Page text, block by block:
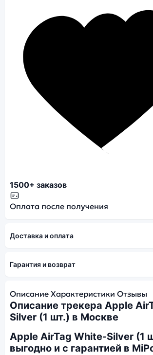
1500+ заказов
Оплата после получения
Доставка и оплата
Гарантия и возврат
Описание Характеристики Отзывы
Описание трекера Apple
Silver (1 шт.) в Москве
Apple AirTag White-Silver (1
выгодно и с гарантией в